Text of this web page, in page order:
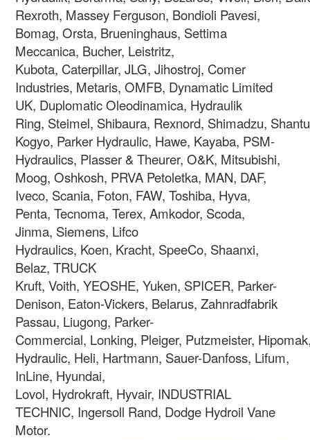
Rexroth, Massey Ferguson, Bondioli Pavesi,
Bomag, Orsta, Brueninghaus, Settima
Meccanica, Bucher, Leistritz,
Kubota, Caterpillar, JLG, Jihostroj, Comer
Industries, Metaris, OMFB, Dynamatic Limited
UK, Duplomatic Oleodinamica, Hydraulik
Ring, Steimel, Shibaura, Rexnord, Shimadzu,
Kogyo, Parker Hydraulic, Hawe, Kayaba, PSM-
Hydraulics, Plasser & Theurer, O&K, Mitsubishi,
Moog, Oshkosh, PRVA Petoletka, MAN, DAF,
Iveco, Scania, Foton, FAW, Toshiba, Hyva,
Penta, Tecnoma, Terex, Amkodor, Scoda,
Jinma, Siemens, Lifco
Hydraulics, Koen, Kracht, SpeeCo, Shaanxi,
Belaz, TRUCK
Kruft, Voith, YEOSHE, Yuken, SPICER, Parker-
Denison, Eaton-Vickers, Belarus, Zahnradfabrik
Passau, Liugong, Parker-
Commercial, Lonking, Pleiger, Putzmeister,
Hydraulic, Heli, Hartmann, Sauer-Danfoss, Lifum,
InLine, Hyundai,
Lovol, Hydrokraft, Hyvair, INDUSTRIAL
TECHNIC, Ingersoll Rand, Dodge Hydroil Vane
Motor.